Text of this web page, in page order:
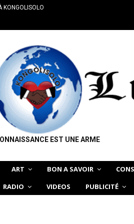
KONGOLISOLO
EST UNE ARME
ART BON A SAVOIR
RADIO VIDEOS PUBLICITÉ